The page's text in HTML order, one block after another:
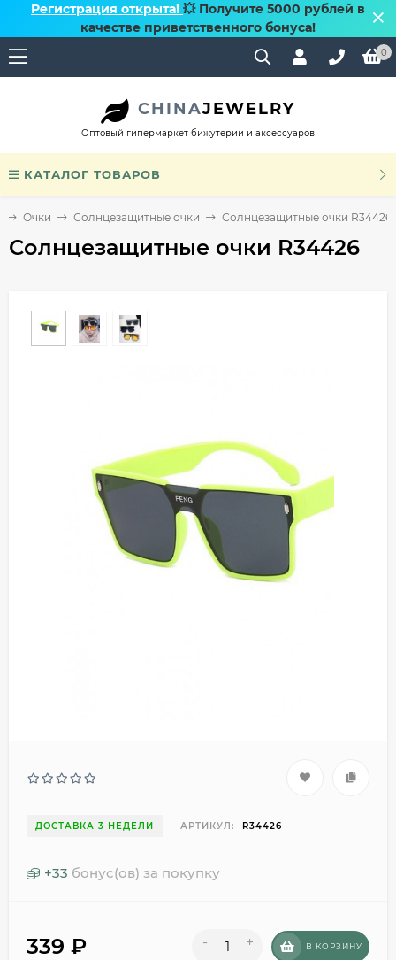
Регистрация открыта! 💥 Получите 5000 рублей в
качестве приветственного бонуса!
0
CHINAJEWELRY
Оптовый гипермаркет бижутерии и аксессуаров
КАТАЛОГ ТОВАРОВ
Очки Солнцезащитные очки Солнцезащитные очки R34426
Солнцезащитные очки R34426
ДОСТАВКА 3 НЕДЕЛИ АРТИКУЛ: R34426
+33 бонус(ов) за покупку
339 ₽ - + В КОРЗИНУ